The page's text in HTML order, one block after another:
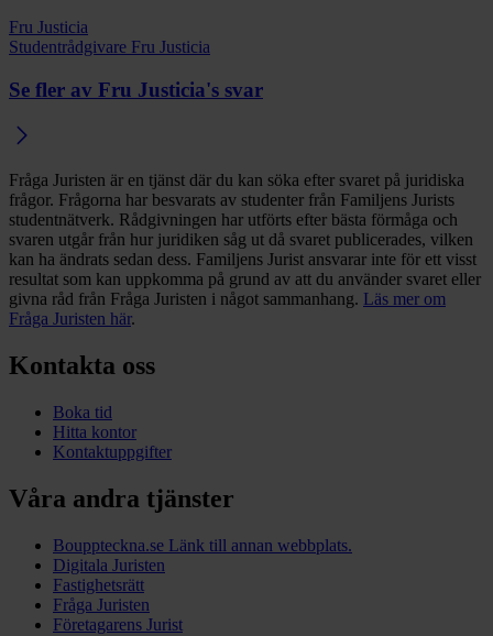
Fru Justicia
Studentrådgivare Fru Justicia
Se fler av Fru Justicia's svar
Fråga Juristen är en tjänst där du kan söka efter svaret på juridiska
frågor. Frågorna har besvarats av studenter från Familjens Jurists
studentnätverk. Rådgivningen har utförts efter bästa förmåga och
svaren utgår från hur juridiken såg ut då svaret publicerades, vilken
kan ha ändrats sedan dess. Familjens Jurist ansvarar inte för ett visst
resultat som kan uppkomma på grund av att du använder svaret eller
givna råd från Fråga Juristen i något sammanhang. Läs mer om
Fråga Juristen här.
Kontakta oss
Boka tid
Hitta kontor
Kontaktuppgifter
Våra andra tjänster
Bouppteckna.se Länk till annan webbplats.
Digitala Juristen
Fastighetsrätt
Fråga Juristen
Företagarens Jurist